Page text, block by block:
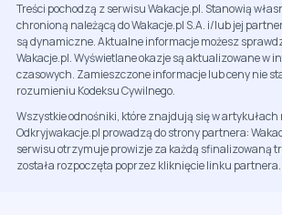
Treści pochodzą z serwisu Wakacje.pl. Stanowią
chronioną należącą do Wakacje.pl S.A. i/lub jej
są dynamiczne. Aktualne informacje możesz
Wakacje.pl. Wyświetlane okazje są aktualizowane w
czasowych. Zamieszczone informacje lub ceny nie
rozumieniu Kodeksu Cywilnego.
Wszystkie odnośniki, które znajdują się w artykułach
Odkryjwakacje.pl prowadzą do strony partnera:
serwisu otrzymuje prowizje za każdą sfinalizowaną
została rozpoczęta poprzez kliknięcie linku partnera.